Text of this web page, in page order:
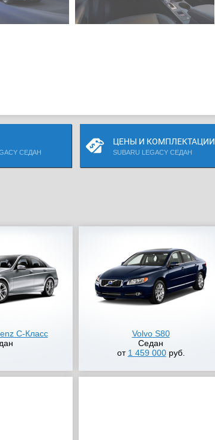
СЕДАН
ЦЕНЫ И КОМПЛЕКТАЦИИ
SUBARU LEGACY СЕДАН
C-Класс
Volvo S80
Седан
от 1 459 000руб.